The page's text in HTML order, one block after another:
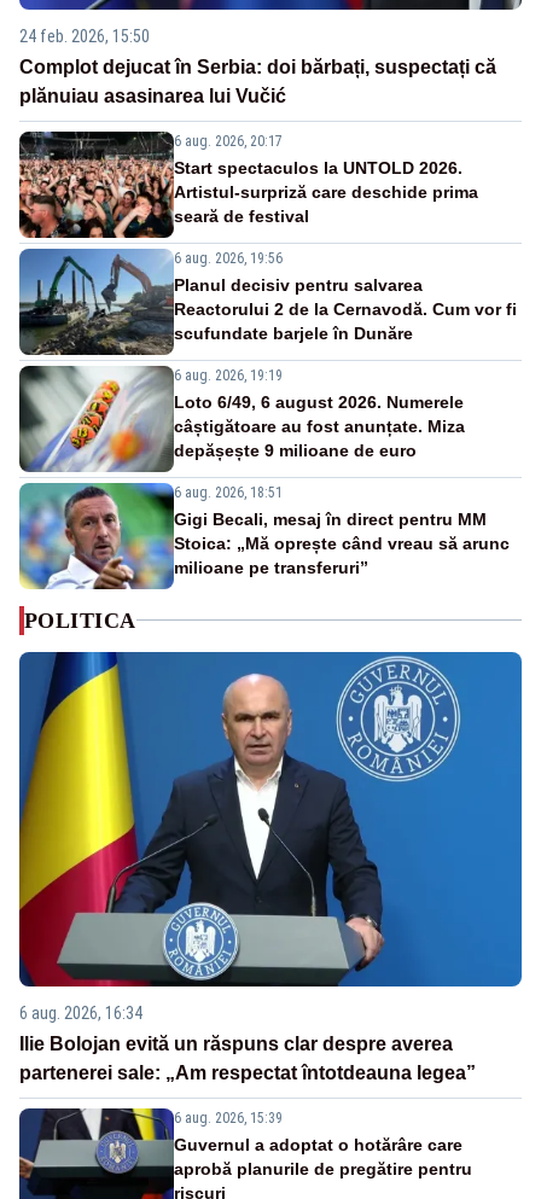
24 feb. 2026, 15:50
Complot dejucat în Serbia: doi bărbați, suspectați că
plănuiau asasinarea lui Vučić
6 aug. 2026, 20:17
Start spectaculos la UNTOLD 2026.
Artistul-surpriză care deschide prima
seară de festival
6 aug. 2026, 19:56
Planul decisiv pentru salvarea
Reactorului 2 de la Cernavodă. Cum vor fi
scufundate barjele în Dunăre
6 aug. 2026, 19:19
Loto 6/49, 6 august 2026. Numerele
câștigătoare au fost anunțate. Miza
depășește 9 milioane de euro
6 aug. 2026, 18:51
Gigi Becali, mesaj în direct pentru MM
Stoica: „Mă oprește când vreau să arunc
milioane pe transferuri”
POLITICA
6 aug. 2026, 16:34
Ilie Bolojan evită un răspuns clar despre averea
partenerei sale: „Am respectat întotdeauna legea”
6 aug. 2026, 15:39
Guvernul a adoptat o hotărâre care
aprobă planurile de pregătire pentru
riscuri